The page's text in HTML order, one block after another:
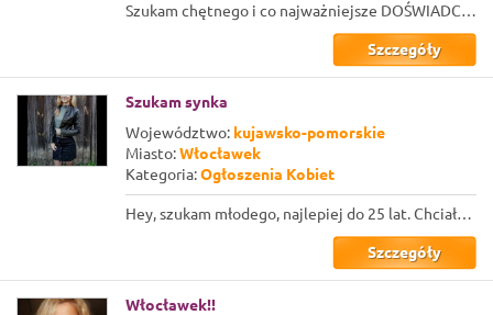
Szukam chętnego i co najważniejsze DOŚWIADCZONEGO faceta do zabaw w klimatach bo...
Szczegóły
Szukam synka
Województwo: kujawsko-pomorskie
Miasto:Włocławek
Kategoria:Ogłoszenia Kobiet
Hey, szukam młodego, najlepiej do 25 lat. Chciałabym Cię za dnia traktować jak s...
Szczegóły
Włocławek!!